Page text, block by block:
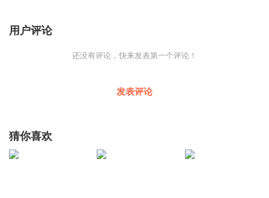
用户评论
还没有评论，快来发表第一个评论！
发表评论
猜你喜欢